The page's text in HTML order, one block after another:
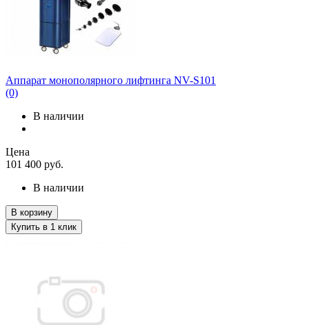
Аппарат монополярного лифтинга NV-S101
(0)
В наличии
Цена
101 400 руб.
В наличии
В корзину
Купить в 1 клик